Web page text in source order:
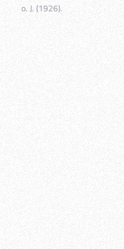
o. J. (1926).